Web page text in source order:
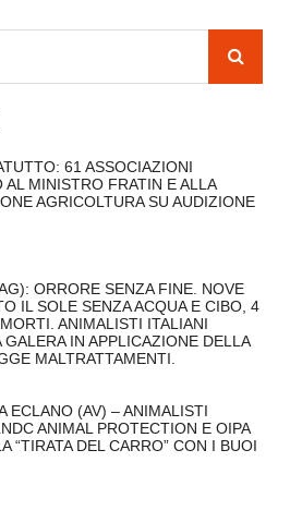
61 ASSOCIAZIONI
AL MINISTRO FRATIN E ALLA
AGRICOLTURA SU AUDIZIONE
ORRORE SENZA FINE. NOVE
IL SOLE SENZA ACQUA E CIBO, 4
ANIMALISTI ITALIANI
GALERA IN APPLICAZIONE DELLA
MALTRATTAMENTI.
ECLANO (AV) – ANIMALISTI
ANIMAL PROTECTION E OIPA
“TIRATA DEL CARRO” CON I BUOI